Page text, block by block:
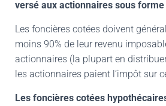
versé aux actionnaires sous
Les foncières cotées doivent
moins 90% de leur revenu
actionnaires (la plupart en
les actionnaires paient l’impôt sur
Les foncières cotées